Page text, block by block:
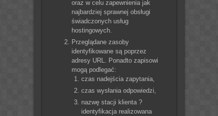
oraz w celu zapewnienia jak
najbardziej sprawnej obsługi
świadczonych usług
hostingowych.
Przeglądane zasoby
identyfikowane są poprzez
adresy URL. Ponadto zapisowi
mogą podlegać:
czas nadejścia zapytania,
czas wysłania odpowiedzi,
nazwę stacji klienta ?
identyfikacja realizowana